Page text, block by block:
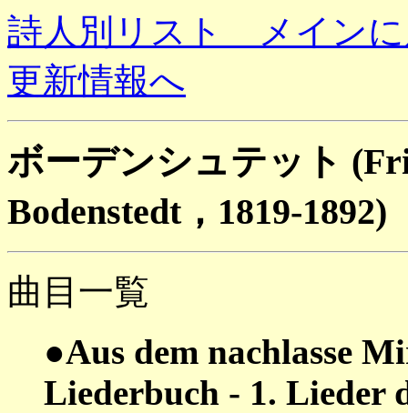
詩人別リスト メイン
更新情報へ
ボーデンシュテット
Bodenstedt，1819-1892)
曲目一覧
●Aus dem nachlasse
Liederbuch - 1. Lieder